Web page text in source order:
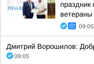
праздник
ветераны
09:05
Дмитрий Ворошилов:
09:05